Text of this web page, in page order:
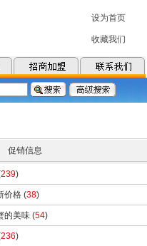
促销信息
239)
价格 (38)
的美味 (54)
236)